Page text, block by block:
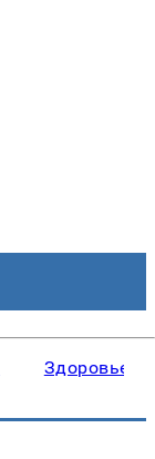
Здоровье